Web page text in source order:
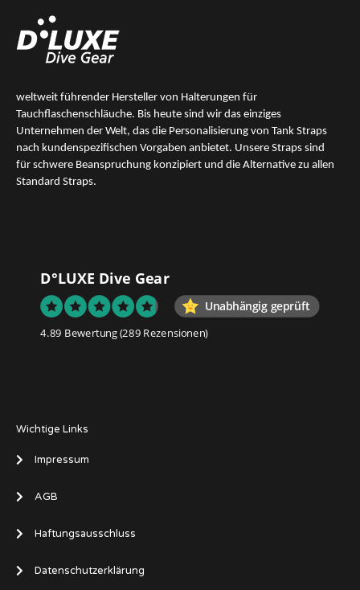
weltweit führender Hersteller von Halterungen für
Tauchflaschenschläuche. Bis heute sind wir das einziges
Unternehmen der Welt, das die Personalisierung von Tank Straps
nach kundenspezifischen Vorgaben anbietet. Unsere Straps sind
für schwere Beanspruchung konzipiert und die Alternative zu allen
Standard Straps.
D°LUXE Dive Gear
Unabhängig geprüft
4.89 Bewertung(289 Rezensionen)
Wichtige Links
Impressum
AGB
Haftungsausschluss
Datenschutzerklärung